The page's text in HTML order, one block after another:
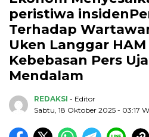
peristiwa
Terhadap
Uken Langgar
Kebebasan Pers
Mendalam
REDAKSI - Editor
Sabtu, 18 Oktober 2025 - 03:17